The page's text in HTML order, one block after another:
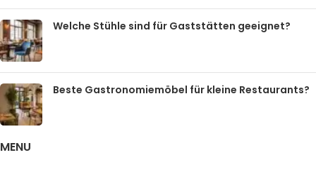
Welche Stühle sind für Gaststätten geeignet?
Beste Gastronomiemöbel für kleine Restaurants?
MENU